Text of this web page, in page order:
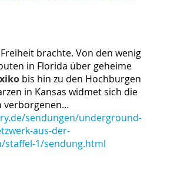
brachte. Von den wenig
in Florida über geheime
bis hin zu den Hochburgen
in Kansas widmet sich die
verborgenen…
sendungen/underground-
aus-der-
staffel-1/sendung.html